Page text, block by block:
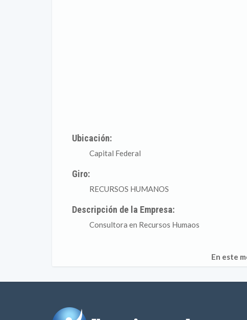
Ubicación:
Capital Federal
Giro:
RECURSOS HUMANOS
Descripción de la Empresa:
Consultora en Recursos Humaos
En este